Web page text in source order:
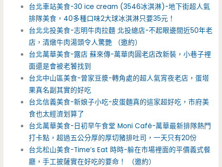
台北車站美食-30 ice cream (3546冰淇淋)-地下街超人氣
排隊美食，40多種口味2大球冰淇淋只要35元！
台北北投美食-志明牛肉拉麵 北投總店-不起眼邊間近50年老
店，清燉牛肉湯頭令人驚艷 （邀約）
台北萬華美食-露店 蘇來傳-萬華肉圓老店改新裝，小巷子裡
面還是會被老饕找到
台北中山區美食-曾家豆漿-轉角處的超人氣宵夜老店，蛋塔
果真名副其實的好吃
台北信義美食-新娘子小吃-皮蛋麵真的這家超好吃，市府美
食也太經濟划算了
台北萬華美食-日初早午食堂 Moni Café-萬華最新排隊熱門
打卡點，超過五公分厚的厚切豬排吐司，一天只有20份
台北松山美食-Time’s Eat 時時-躲在市場裡面的平價義式餐
廳，手工披薩實在好吃的要命！ （邀約）